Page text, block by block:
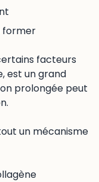
former
facteurs
est un grand
prolongée peut
un mécanisme